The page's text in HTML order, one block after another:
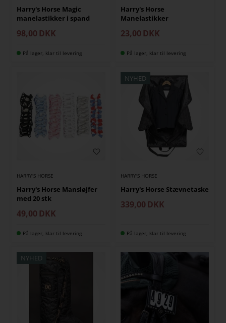
Harry's Horse Magic
manelastikker i spand
98,00 DKK
På lager, klar til levering
Harry's Horse
Manelastikker
23,00 DKK
På lager, klar til levering
HARRY'S HORSE
Harry's Horse Mansløjfer
med 20 stk
49,00 DKK
På lager, klar til levering
NYHED
HARRY'S HORSE
Harry's Horse Stævnetaske
339,00 DKK
På lager, klar til levering
NYHED